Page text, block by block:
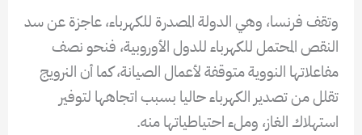
وتقف فرنسا، وهي الدولة المصدرة للكهرباء، عاجزة عن سد
النقص المحتمل للكهرباء للدول الأوروبية، فنحو نصف
مفاعلاتها النووية متوقفة لأعمال الصيانة، كما أن النرويج
تقلل من تصدير الكهرباء حاليا بسبب اتجاهها لتوفير
استهلاك الغاز، وملء احتياطياتها منه.